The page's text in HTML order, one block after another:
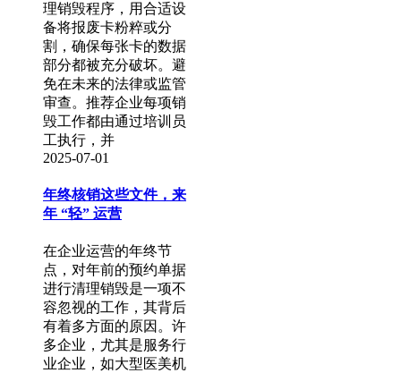
理销毁程序，用合适设
备将报废卡粉粹或分
割，确保每张卡的数据
部分都被充分破坏。避
免在未来的法律或监管
审查。推荐企业每项销
毁工作都由通过培训员
工执行，并
2025-07-01
年终核销这些文件，来
年 “轻” 运营
在企业运营的年终节
点，对年前的预约单据
进行清理销毁是一项不
容忽视的工作，其背后
有着多方面的原因。许
多企业，尤其是服务行
业企业，如大型医美机